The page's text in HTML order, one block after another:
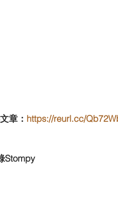
章： https://reurl.cc/
Stompy